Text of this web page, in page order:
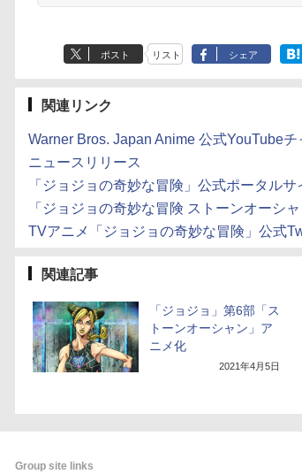
ポスト リスト シェア
関連リンク
Warner Bros. Japan Anime 公式YouTubeチ
ニュースリリース
「ジョジョの奇妙な冒険」公式ポータルサ
「ジョジョの奇妙な冒険 ストーンオーシ
TVアニメ「ジョジョの奇妙な冒険」公式
関連記事
「ジョジョ」第6部「ス
トーンオーシャン」ア
ニメ化
2021年4月5日
Group site links